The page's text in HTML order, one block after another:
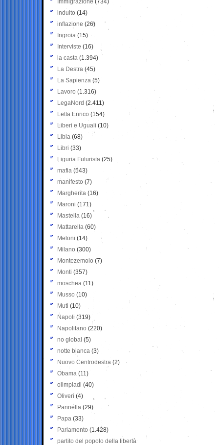
Immigrazione (734)
indulto (14)
inflazione (26)
Ingroia (15)
Interviste (16)
la casta (1.394)
La Destra (45)
La Sapienza (5)
Lavoro (1.316)
LegaNord (2.411)
Letta Enrico (154)
Liberi e Uguali (10)
Libia (68)
Libri (33)
Liguria Futurista (25)
mafia (543)
manifesto (7)
Margherita (16)
Maroni (171)
Mastella (16)
Mattarella (60)
Meloni (14)
Milano (300)
Montezemolo (7)
Monti (357)
moschea (11)
Musso (10)
Muti (10)
Napoli (319)
Napolitano (220)
no global (5)
notte bianca (3)
Nuovo Centrodestra (2)
Obama (11)
olimpiadi (40)
Oliveri (4)
Pannella (29)
Papa (33)
Parlamento (1.428)
partito del popolo della libertà